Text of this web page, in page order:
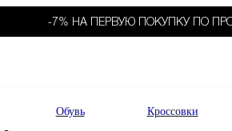
-7% НА ПЕРВУЮ ПОКУПКУ ПО
Обувь Кроссовки